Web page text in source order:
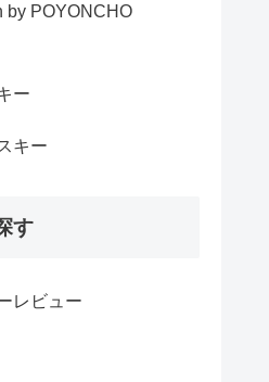
by POYONCHO
ー
キー
す
レビュー